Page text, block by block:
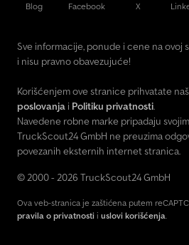
Blog Facebook X
Sve informacije, ponude i cene na ovoj
i nisu pravno obavezujuće!
Korišćenjem ove stranice prihvatate
poslovanja i Politiku privatnosti.
Navedene robne marke pripadaju
TruckScout24 GmbH ne preuzima
povezanih eksternih internet stranica.
© 2000 - 2026 TruckScout24 GmbH
Ova veb-stranica je zaštićena putem
pravila o privatnosti i uslovi korišćenja.